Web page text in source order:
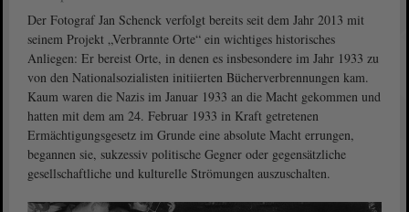
Der Fotograf Jan Schenck verfolgt bereits seit dem Jahr 2013 mit
seinem Projekt „Verbrannte Orte“ ein wichtiges historisches
Anliegen: Er bereist Orte, in denen es insbesondere im Jahr 1933 zu
von den Nationalsozialisten initiierten Bücherverbrennungen kam.
Kaum waren die Nazis im Januar 1933 an die Macht gekommen und
hatten mit dem am 24. Februar 1933 in Kraft getretenen
Ermächtigungsgesetz im Grunde eine absolute Macht errungen,
begannen sie, sukzessiv politische Gegner oder gegensätzliche
gesellschaftliche und kulturelle Strömungen auszuschalten.